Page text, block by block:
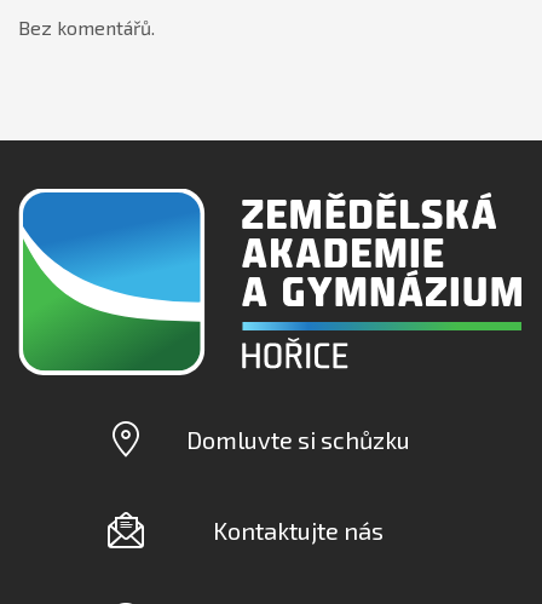
Bez komentářů.
Domluvte si schůzku
Kontaktujte nás